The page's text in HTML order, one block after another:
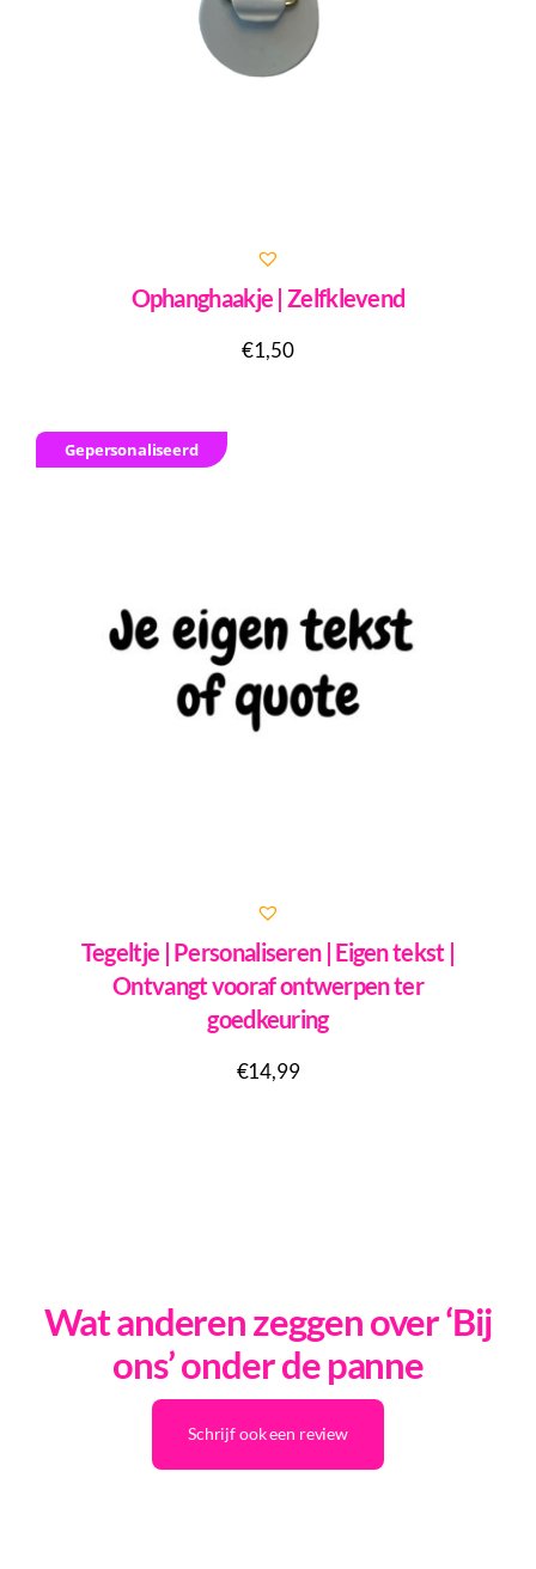
Ophanghaakje | Zelfklevend
€1,50
Gepersonaliseerd
Tegeltje | Personaliseren | Eigen tekst |
Ontvangt vooraf ontwerpen ter
goedkeuring
€14,99
Wat anderen zeggen over ‘Bij
ons’ onder de panne
Schrijf ook een review